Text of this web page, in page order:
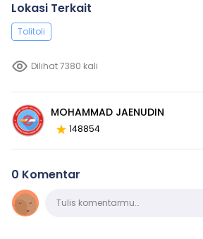
Lokasi Terkait
Tolitoli
Dilihat 7380 kali
MOHAMMAD JAENUDIN
148854
0 Komentar
KomentarTulis komentarmu…